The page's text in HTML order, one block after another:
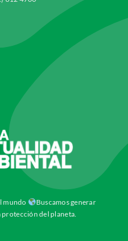
mundo
Buscamos generar
del planeta.